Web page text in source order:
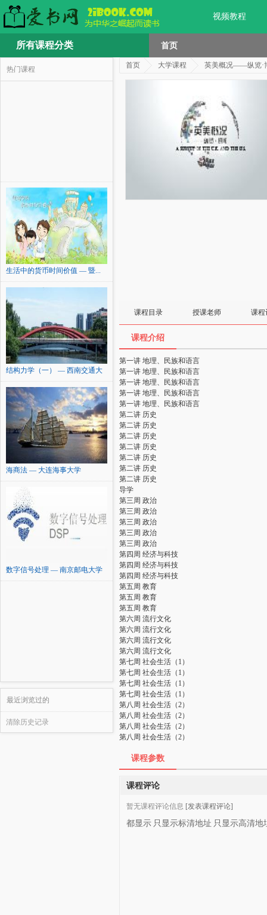
视频教程
所有课程分类 首页
热门课程
生活中的货币时间价值 — 暨...
结构力学（一） — 西南交通大
学
海商法 — 大连海事大学
数字信号处理 — 南京邮电大学
最近浏览过的
清除历史记录
首页 大学课程 英美概况——纵览·
课程目录 授课老师 课程
课程介绍
第一讲 地理、民族和语言
第一讲 地理、民族和语言
第一讲 地理、民族和语言
第一讲 地理、民族和语言
第一讲 地理、民族和语言
第二讲 历史
第二讲 历史
第二讲 历史
第二讲 历史
第二讲 历史
第二讲 历史
第二讲 历史
导学
第三周 政治
第三周 政治
第三周 政治
第三周 政治
第三周 政治
第四周 经济与科技
第四周 经济与科技
第四周 经济与科技
第五周 教育
第五周 教育
第五周 教育
第六周 流行文化
第六周 流行文化
第六周 流行文化
第六周 流行文化
第七周 社会生活（1）
第七周 社会生活（1）
第七周 社会生活（1）
第七周 社会生活（1）
第八周 社会生活（2）
第八周 社会生活（2）
第八周 社会生活（2）
第八周 社会生活（2）
课程参数
课程评论
暂无课程评论信息 [发表课程评论]
都显示 只显示标清地址 只显示高清地